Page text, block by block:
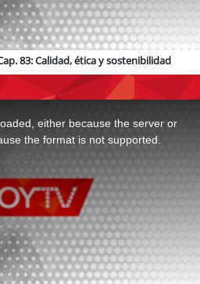
83: Calidad, ética y sostenibilidad
either because the server or
the format is not supported.